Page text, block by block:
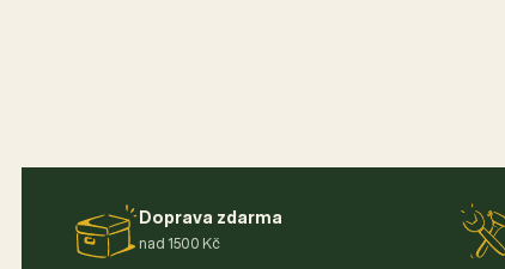
Doprava zdarma
nad 1500 Kč